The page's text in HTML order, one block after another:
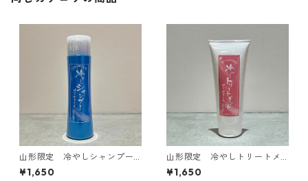
山形限定 冷やしシャンプー
はじめました
¥1,650
山形限定 冷やしトリートメ
ント はじめました
¥1,650